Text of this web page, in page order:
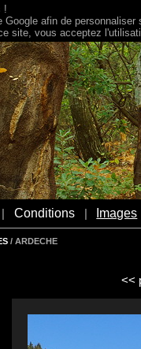
Conditions Images
/ ARDECHE
<<
!
afin de
site, vous acceptez